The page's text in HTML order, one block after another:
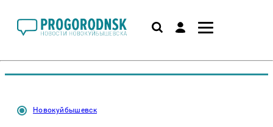
Новокуйбышевск